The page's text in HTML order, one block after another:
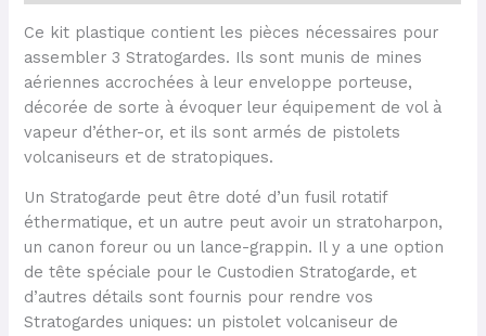
Ce kit plastique contient les pièces nécessaires pour
assembler 3 Stratogardes. Ils sont munis de mines
aériennes accrochées à leur enveloppe porteuse,
décorée de sorte à évoquer leur équipement de vol à
vapeur d’éther-or, et ils sont armés de pistolets
volcaniseurs et de stratopiques.
Un Stratogarde peut être doté d’un fusil rotatif
éthermatique, et un autre peut avoir un stratoharpon,
un canon foreur ou un lance-grappin. Il y a une option
de tête spéciale pour le Custodien Stratogarde, et
d’autres détails sont fournis pour rendre vos
Stratogardes uniques: un pistolet volcaniseur de